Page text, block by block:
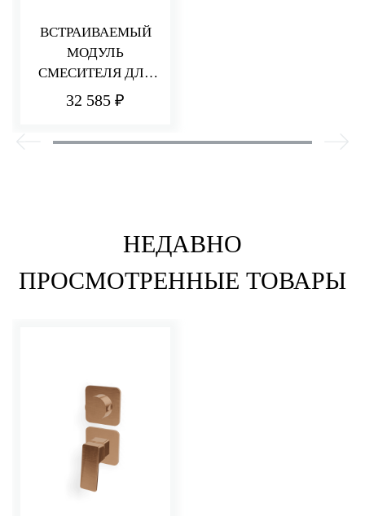
ВСТРАИВАЕМЫЙ
МОДУЛЬ
СМЕСИТЕЛЯ ДЛЯ
ДУША НА 2/3
32 585 ₽
НЕДАВНО
ПРОСМОТРЕННЫЕ ТОВАРЫ